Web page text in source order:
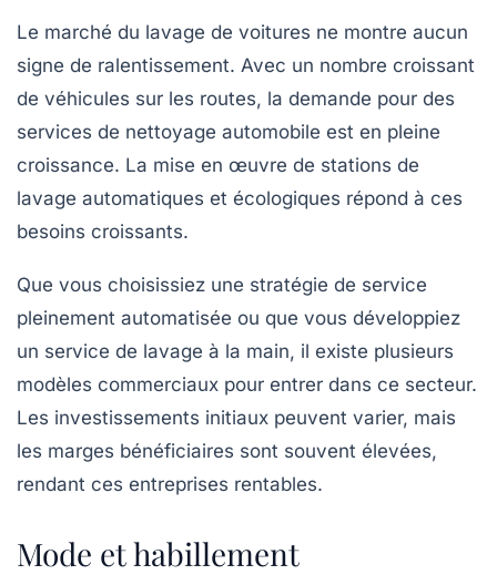
Le marché du lavage de voitures ne montre aucun
signe de ralentissement. Avec un nombre croissant
de véhicules sur les routes, la demande pour des
services de nettoyage automobile est en pleine
croissance. La mise en œuvre de stations de
lavage automatiques et écologiques répond à ces
besoins croissants.
Que vous choisissiez une stratégie de service
pleinement automatisée ou que vous développiez
un service de lavage à la main, il existe plusieurs
modèles commerciaux pour entrer dans ce secteur.
Les investissements initiaux peuvent varier, mais
les marges bénéficiaires sont souvent élevées,
rendant ces entreprises rentables.
Mode et habillement